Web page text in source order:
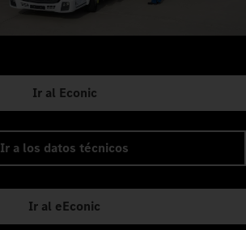
Ir al Econic
Ir a los datos técnicos
Ir al eEconic